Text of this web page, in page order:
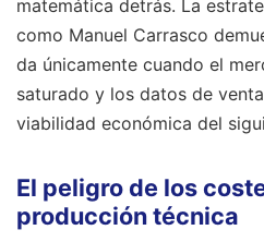
matemática detrás. La
como Manuel Carrasco
da únicamente cuando el
saturado y los datos de
viabilidad económica del
El peligro de los
producción técnica